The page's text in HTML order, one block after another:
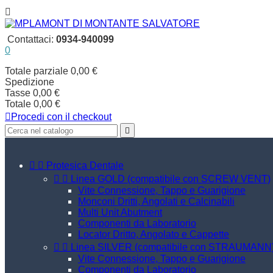

Contattaci: 0934-940099
0
Totale parziale 0,00 €
Spedizione
Tasse 0,00 €
Totale 0,00 €
 Procedi con il checkout

  Protesica Dentale
  Linea GOLD (compatibile con SCREW VENT)
Vite Connessione, Tappo e Guarigione
Monconi Dritti, Angolati e Calcinabili
Multi Unit Abutment
Componenti da Laboratorio
Locator Dritto, Angolato e Cappette
  Linea SILVER (compatibile con
Vite Connessione, Tappo e Guarigione
Componenti da Laboratorio